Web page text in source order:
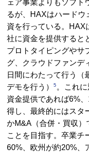
ェア事業よりもソフト
るが、
HAXはハードウ
資を行っている。
HAX
社に資金を提供すると
プロトタイピングやサ
グ、クラウドファンデ
日間にわたって行う（
デモを行う）
5。これ
資金提供であれば6%
得し、最終的にはスタ
かM&A （合併・買収
ことを目指す。卒業チ
60%、欧州が約20%、